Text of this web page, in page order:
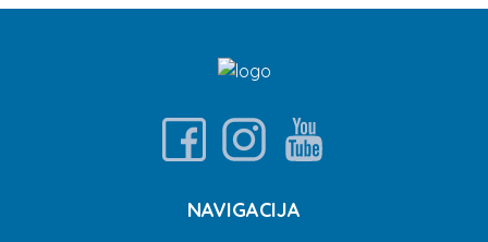
NAVIGACIJA